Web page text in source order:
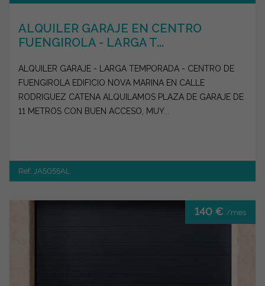
ALQUILER GARAJE EN CENTRO
FUENGIROLA - LARGA T...
ALQUILER GARAJE - LARGA TEMPORADA - CENTRO DE
FUENGIROLA EDIFICIO NOVA MARINA EN CALLE
RODRIGUEZ CATENA ALQUILAMOS PLAZA DE GARAJE DE
11 METROS CON BUEN ACCESO, MUY...
Ref. JA5055AL
140 € /mes